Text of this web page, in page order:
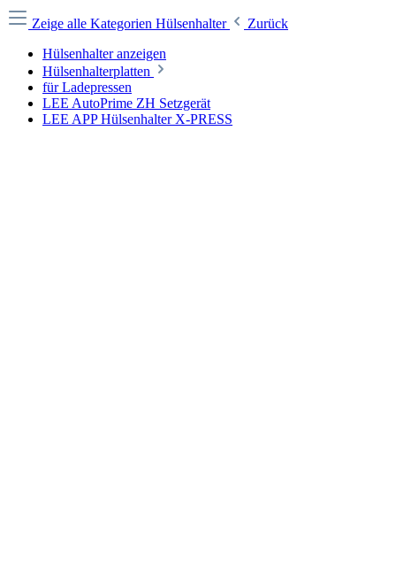
Zeige alle Kategorien Hülsenhalter
Zurück
Hülsenhalter anzeigen
Hülsenhalterplatten
für Ladepressen
LEE AutoPrime ZH Setzgerät
LEE APP Hülsenhalter X-PRESS